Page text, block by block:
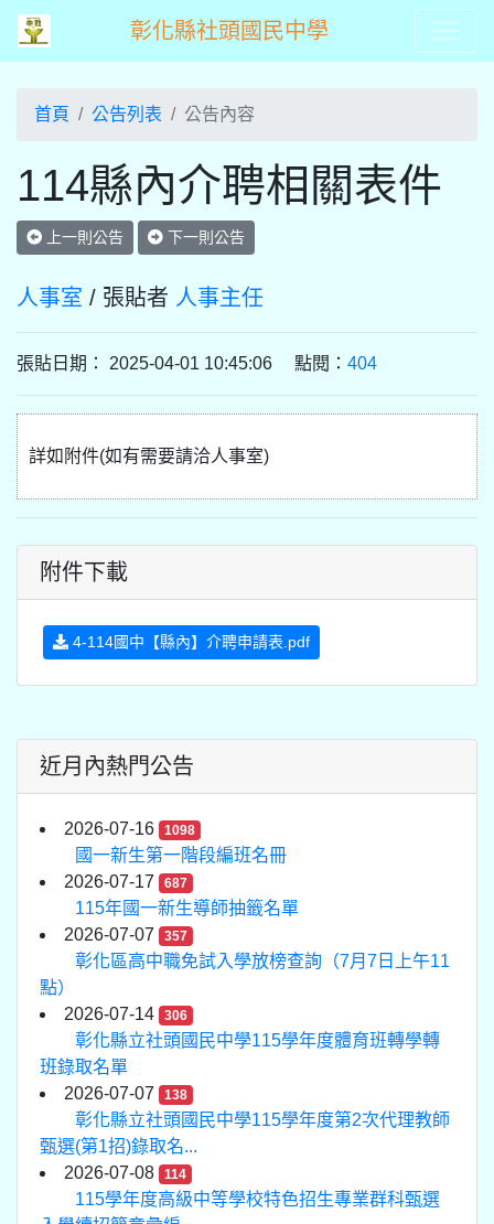
彰化縣社頭國民中學
首頁 公告列表 公告內容
114縣內介聘相關表件
上一則公告 下一則公告
人事室 / 張貼者 人事主任
張貼日期： 2025-04-01 10:45:06 點閱： 404
詳如附件(如有需要請洽人事室)
附件下載
4-114國中【縣內】介聘申請表.pdf
近月內熱門公告
2026-07-16 1098
國一新生第一階段編班名冊
2026-07-17
687
115年國一新生導師抽籤名單
2026-07-07
357
彰化區高中職免試入學放榜查詢（7月7日上午11
點）
2026-07-14
306
彰化縣立社頭國民中學115學年度體育班轉學轉
班錄取名單
2026-07-07
138
彰化縣立社頭國民中學115學年度第2次代理教師
甄選(第1招)錄取名...
2026-07-08
114
115學年度高級中等學校特色招生專業群科甄選